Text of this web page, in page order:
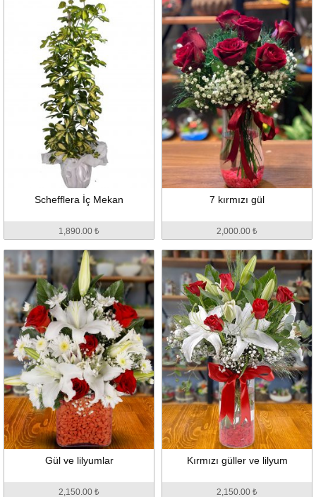
Schefflera İç Mekan
1,890.00 ₺
7 kırmızı gül
2,000.00 ₺
Gül ve lilyumlar
2,150.00 ₺
Kırmızı güller ve lilyum
2,150.00 ₺